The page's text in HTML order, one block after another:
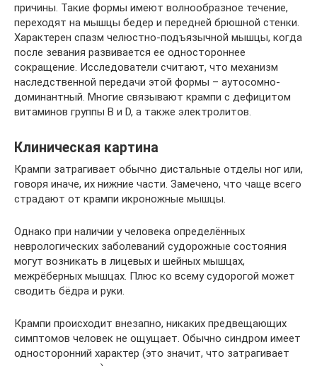
причины. Такие формы имеют волнообразное течение,
переходят на мышцы бедер и передней брюшной стенки.
Характерен спазм челюстно-подъязычной мышцы, когда
после зевания развивается ее одностороннее
сокращение. Исследователи считают, что механизм
наследственной передачи этой формы – аутосомно-
доминантный. Многие связывают крампи с дефицитом
витаминов группы В и D, а также электролитов.
Клиническая картина
Крампи затрагивает обычно дистальные отделы ног или,
говоря иначе, их нижние части. Замечено, что чаще всего
страдают от крампи икроножные мышцы.
Однако при наличии у человека определённых
неврологических заболеваний судорожные состояния
могут возникать в лицевых и шейных мышцах,
межрёберных мышцах. Плюс ко всему судорогой может
сводить бёдра и руки.
Крампи происходит внезапно, никаких предвещающих
симптомов человек не ощущает. Обычно синдром имеет
односторонний характер (это значит, что затрагивает